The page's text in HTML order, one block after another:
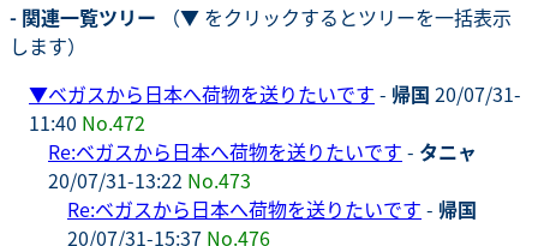
- 関連一覧ツリー （▼ をクリックするとツリーを一括表示
します）
▼ベガスから日本へ荷物を送りたいです - 帰国 20/07/31-
11:40 No.472
Re:ベガスから日本へ荷物を送りたいです - タニャ
20/07/31-13:22 No.473
Re:ベガスから日本へ荷物を送りたいです - 帰国
20/07/31-15:37 No.476